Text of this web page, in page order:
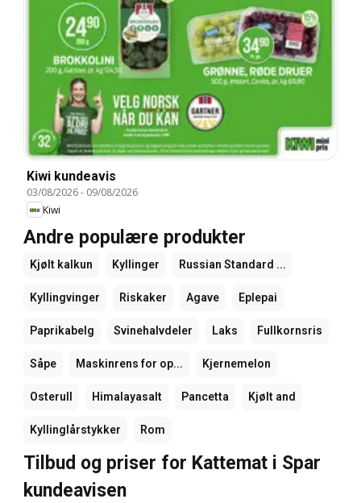
Kiwi kundeavis
03/08/2026- 09/08/2026
Kiwi
Andre populære produkter
Kjølt kalkun Kyllinger Russian Standard ...
Kyllingvinger Riskaker Agave Eplepai
Paprikabelg Svinehalvdeler Laks Fullkornsris
Såpe Maskinrens for op... Kjernemelon
Osterull Himalayasalt Pancetta Kjølt and
Kyllinglårstykker Rom
Tilbud og priser for Kattemat i Spar
kundeavisen